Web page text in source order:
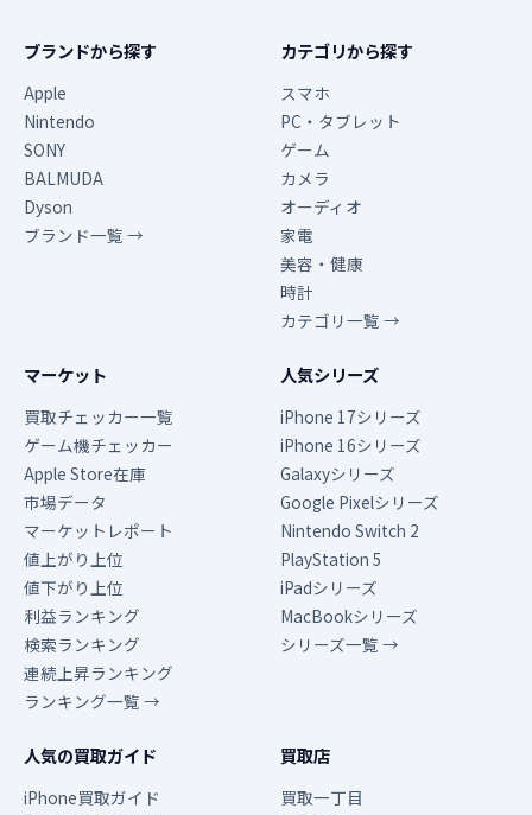
ブランドから探す
Apple
Nintendo
SONY
BALMUDA
Dyson
ブランド一覧 →
カテゴリから探す
スマホ
PC・タブレット
ゲーム
カメラ
オーディオ
家電
美容・健康
時計
カテゴリ一覧 →
マーケット
買取チェッカー一覧
ゲーム機チェッカー
Apple Store在庫
市場データ
マーケットレポート
値上がり上位
値下がり上位
利益ランキング
検索ランキング
連続上昇ランキング
ランキング一覧 →
人気シリーズ
iPhone 17シリーズ
iPhone 16シリーズ
Galaxyシリーズ
Google Pixelシリーズ
Nintendo Switch 2
PlayStation 5
iPadシリーズ
MacBookシリーズ
シリーズ一覧 →
人気の買取ガイド
iPhone買取ガイド
買取店
買取一丁目